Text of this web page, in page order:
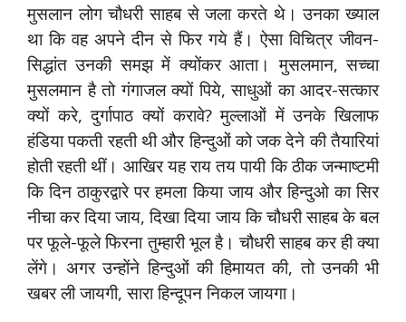
मुसलान लोग चौधरी साहब से जला करते थे। उनका ख्याल
था कि वह अपने दीन से फिर गये हैं। ऐसा विचित्र जीवन-
सिद्धांत उनकी समझ में क्योंकर आता। मुसलमान, सच्चा
मुसलमान है तो गंगाजल क्यों पिये, साधुओं का आदर-सत्कार
क्यों करे, दुर्गापाठ क्यों करावे? मुल्लाओं में उनके खिलाफ
हंडिया पकती रहती थी और हिन्दुओं को जक देने की तैयारियां
होती रहती थीं। आखिर यह राय तय पायी कि ठीक जन्माष्टमी
कि दिन ठाकुरद्वारे पर हमला किया जाय और हिन्दुओ का सिर
नीचा कर दिया जाय, दिखा दिया जाय कि चौधरी साहब के बल
पर फूले-फूले फिरना तुम्हारी भूल है। चौधरी साहब कर ही क्या
लेंगे। अगर उन्होंने हिन्दुओं की हिमायत की, तो उनकी भी
खबर ली जायगी, सारा हिन्दूपन निकल जायगा।